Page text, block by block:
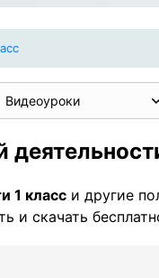
Видеоуроки
1 класс и другие
и скачать